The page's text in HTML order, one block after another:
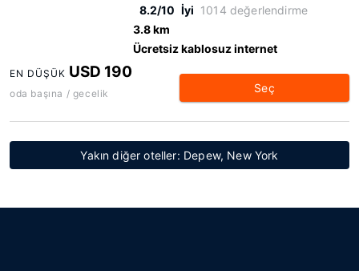
8.2/10 İyi 1014 değerlendirme
3.8 km
Ücretsiz kablosuz internet
EN DÜŞÜK USD 190
oda başına / gecelik Seç
Yakın diğer oteller: Depew, New York